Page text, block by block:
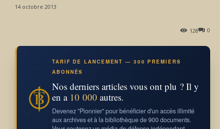
14 octobre 2013
0
128
TARIF DE LANCEMENT — 300 PREMIERS
ABONNÉS
Nos derniers articles vous ont plu ? Il y
en a 10 000 autres.
Devenez "Pionnier" pour bénéficier d'un accès illimité
aux archives et à la bibliothèque de 900 documents.